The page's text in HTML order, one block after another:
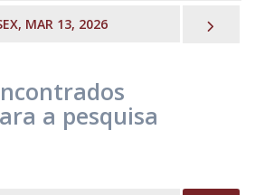
MAR 13, 2026
a pesquisa